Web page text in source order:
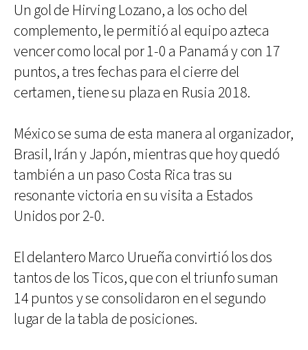
Un gol de Hirving Lozano, a los ocho del
complemento, le permitió al equipo azteca
vencer como local por 1-0 a Panamá y con 17
puntos, a tres fechas para el cierre del
certamen, tiene su plaza en Rusia 2018.
México se suma de esta manera al organizador,
Brasil, Irán y Japón, mientras que hoy quedó
también a un paso Costa Rica tras su
resonante victoria en su visita a Estados
Unidos por 2-0.
El delantero Marco Urueña convirtió los dos
tantos de los Ticos, que con el triunfo suman
14 puntos y se consolidaron en el segundo
lugar de la tabla de posiciones.